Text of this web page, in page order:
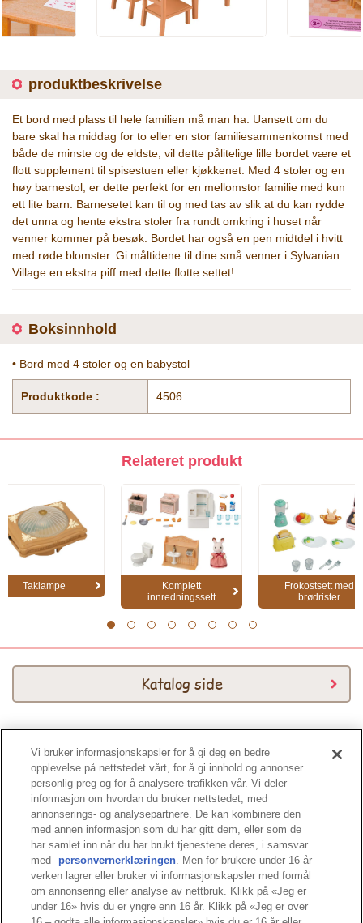
produktbeskrivelse
Et bord med plass til hele familien må man ha. Uansett om du
bare skal ha middag for to eller en stor familiesammenkomst med
både de minste og de eldste, vil dette pålitelige lille bordet være et
flott supplement til spisestuen eller kjøkkenet. Med 4 stoler og en
høy barnestol, er dette perfekt for en mellomstor familie med kun
ett lite barn. Barnesetet kan til og med tas av slik at du kan rydde
det unna og hente ekstra stoler fra rundt omkring i huset når
venner kommer på besøk. Bordet har også en pen midtdel i hvitt
med røde blomster. Gi måltidene til dine små venner i Sylvanian
Village en ekstra piff med dette flotte settet!
Boksinnhold
• Bord med 4 stoler og en babystol
Produktkode : 4506
Relateret produkt
Taklampe
Komplett
innredningssett
Frokostsett med
brødrister
Katalog side
Katalog 2026
Tuppen av siden
Vi bruker informasjonskapsler for å gi deg en bedre
opplevelse på nettstedet vårt, for å gi innhold og annonser
personlig preg og for å analysere trafikken vår. Vi deler
informasjon om hvordan du bruker nettstedet, med
annonserings- og analysepartnere. De kan kombinere den
med annen informasjon som du har gitt dem, eller som de
har samlet inn når du har brukt tjenestene deres, i samsvar
med
personvernerklæringen. Men for brukere under 16 år
verken lagrer eller bruker vi informasjonskapsler med formål
om annonsering eller analyse av nettbruk. Klikk på «Jeg er
under 16» hvis du er yngre enn 16 år. Klikk på «Jeg er over